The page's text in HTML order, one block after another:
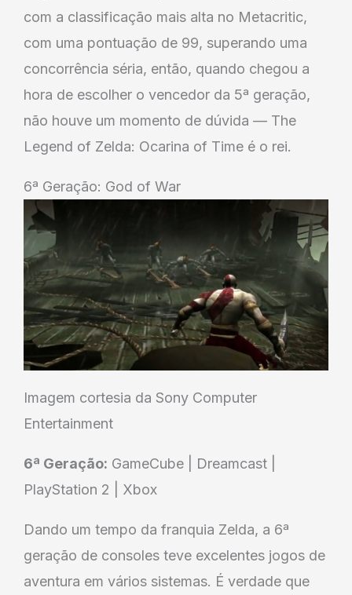
com a classificação mais alta no Metacritic,
com uma pontuação de 99, superando uma
concorrência séria, então, quando chegou a
hora de escolher o vencedor da 5ª geração,
não houve um momento de dúvida — The
Legend of Zelda: Ocarina of Time é o rei.
6ª Geração: God of War
Imagem cortesia da Sony Computer
Entertainment
6ª Geração: GameCube | Dreamcast |
PlayStation 2 | Xbox
Dando um tempo da franquia Zelda, a 6ª
geração de consoles teve excelentes jogos de
aventura em vários sistemas. É verdade que